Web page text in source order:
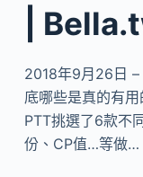
|
2018年9月26日 –
底哪些是真的有
PTT挑選了6款不
份、CP值…等做…